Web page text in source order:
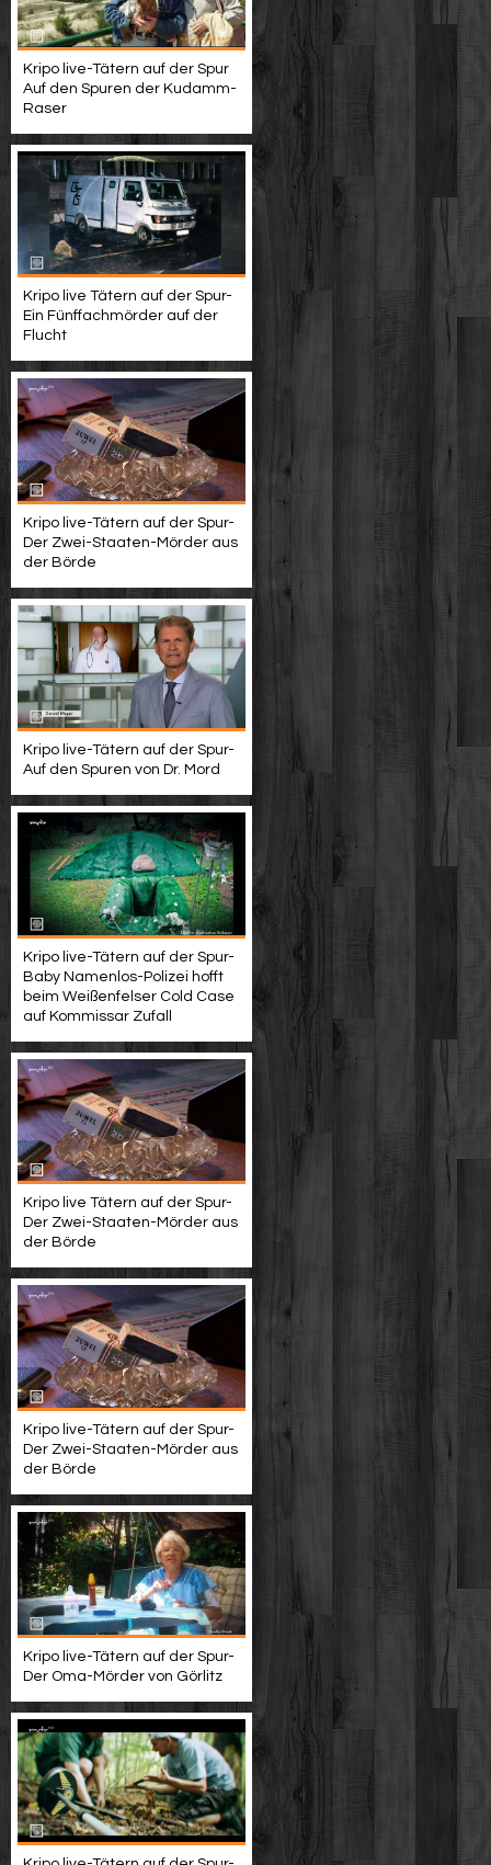
Kripo live-Tätern auf der Spur
Auf den Spuren der Kudamm-
Raser
Kripo live Tätern auf der Spur-
Ein Fünffachmörder auf der
Flucht
Kripo live-Tätern auf der Spur-
Der Zwei-Staaten-Mörder aus
der Börde
Kripo live-Tätern auf der Spur-
Auf den Spuren von Dr. Mord
Kripo live-Tätern auf der Spur-
Baby Namenlos-Polizei hofft
beim Weißenfelser Cold Case
auf Kommissar Zufall
Kripo live Tätern auf der Spur-
Der Zwei-Staaten-Mörder aus
der Börde
Kripo live-Tätern auf der Spur-
Der Zwei-Staaten-Mörder aus
der Börde
Kripo live-Tätern auf der Spur-
Der Oma-Mörder von Görlitz